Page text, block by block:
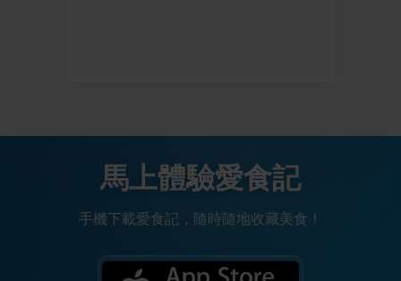
馬上體驗愛食記
手機下載愛食記，隨時隨地收藏美食！